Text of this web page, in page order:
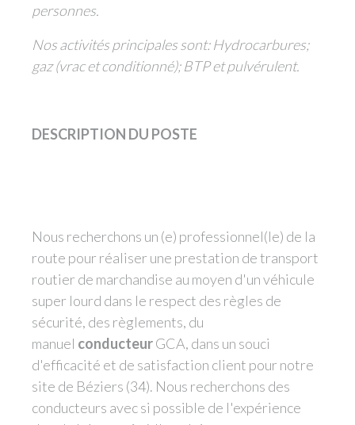
personnes.
Nos activités principales sont: Hydrocarbures;
gaz (vrac et conditionné); BTP et pulvérulent.
DESCRIPTION DU POSTE
Nous recherchons un (e) professionnel(le) de la
route pour réaliser une prestation de transport
routier de marchandise au moyen d'un véhicule
super lourd dans le respect des règles de
sécurité, des règlements, du
manuel conducteurGCA, dans un souci
d'efficacité et de satisfaction client pour notre
site de Béziers (34). Nous recherchons des
conducteurs avec si possible de l'expérience